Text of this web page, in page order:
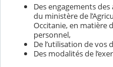
Des engagements
du ministère de
Occitanie, en matière
personnel,
De l’utilisation de vos
Des modalités de